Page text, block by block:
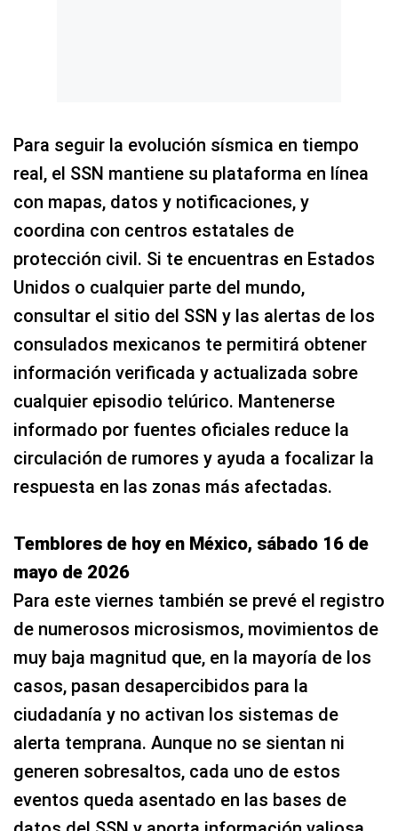
Para seguir la evolución sísmica en tiempo
real, el SSN mantiene su plataforma en línea
con mapas, datos y notificaciones, y
coordina con centros estatales de
protección civil. Si te encuentras en Estados
Unidos o cualquier parte del mundo,
consultar el sitio del SSN y las alertas de los
consulados mexicanos te permitirá obtener
información verificada y actualizada sobre
cualquier episodio telúrico. Mantenerse
informado por fuentes oficiales reduce la
circulación de rumores y ayuda a focalizar la
respuesta en las zonas más afectadas.
Temblores de hoy en México, sábado 16 de
mayo de 2026
Para este viernes también se prevé el registro
de numerosos microsismos, movimientos de
muy baja magnitud que, en la mayoría de los
casos, pasan desapercibidos para la
ciudadanía y no activan los sistemas de
alerta temprana. Aunque no se sientan ni
generen sobresaltos, cada uno de estos
eventos queda asentado en las bases de